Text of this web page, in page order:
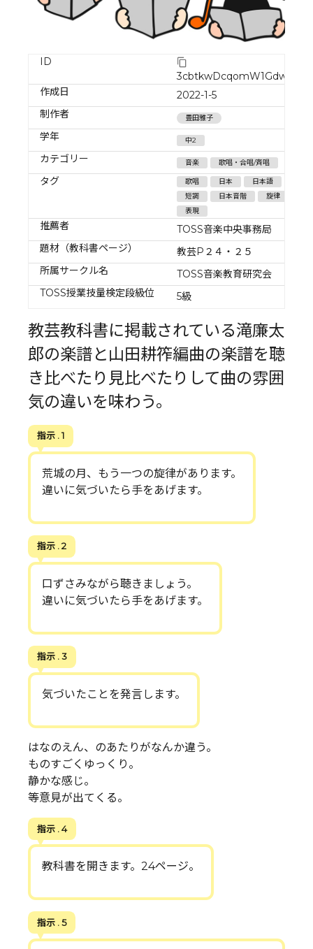
ID
作成日
2022-1-5
制作者
豊田雅子
学年 中2
カテゴリー 音楽 歌唱・合唱/斉唱
タグ 歌唱 日本
日本語
短調
日本音階
旋律
表現
推薦者
TOSS音楽中央事務局
題材（教科書ページ）
教芸P２４・２５
所属サークル名
TOSS音楽教育研究会
TOSS授業技量検定段級位
5級
教芸教科書に掲載されている滝廉太
郎の楽譜と山田耕筰編曲の楽譜を聴
き比べたり見比べたりして曲の雰囲
気の違いを味わう。
指示 . 1
荒城の月、もう一つの旋律があります。
違いに気づいたら手をあげます。
指示 . 2
口ずさみながら聴きましょう。
違いに気づいたら手をあげます。
指示 . 3
気づいたことを発言します。
はなのえん、のあたりがなんか違う。
ものすごくゆっくり。
静かな感じ。
等意見が出てくる。
指示 . 4
教科書を開きます。24ページ。
指示 . 5